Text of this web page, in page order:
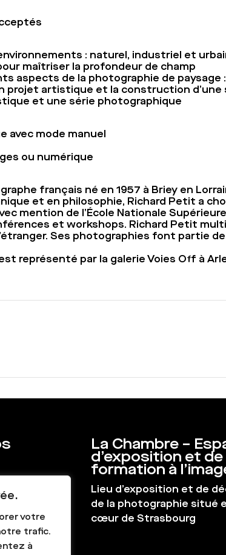
votre
trafic.
à
: naturel, industriel et
maîtriser la profondeur de champ
aspects de la photographie de
projet artistique et la construction
et une série photographique
avec mode manuel
ou numérique
français né en 1957 à Briey en
et en philosophie, Richard Petit a
mention de l’École Nationale
et workshops. Richard Petit
Ses photographies font partie
représenté par la galerie Voies Off à
La Chambre –
d’exposition et de
formation à
Lieu d’exposition et de
de la photographie situé
cœur de Strasbourg